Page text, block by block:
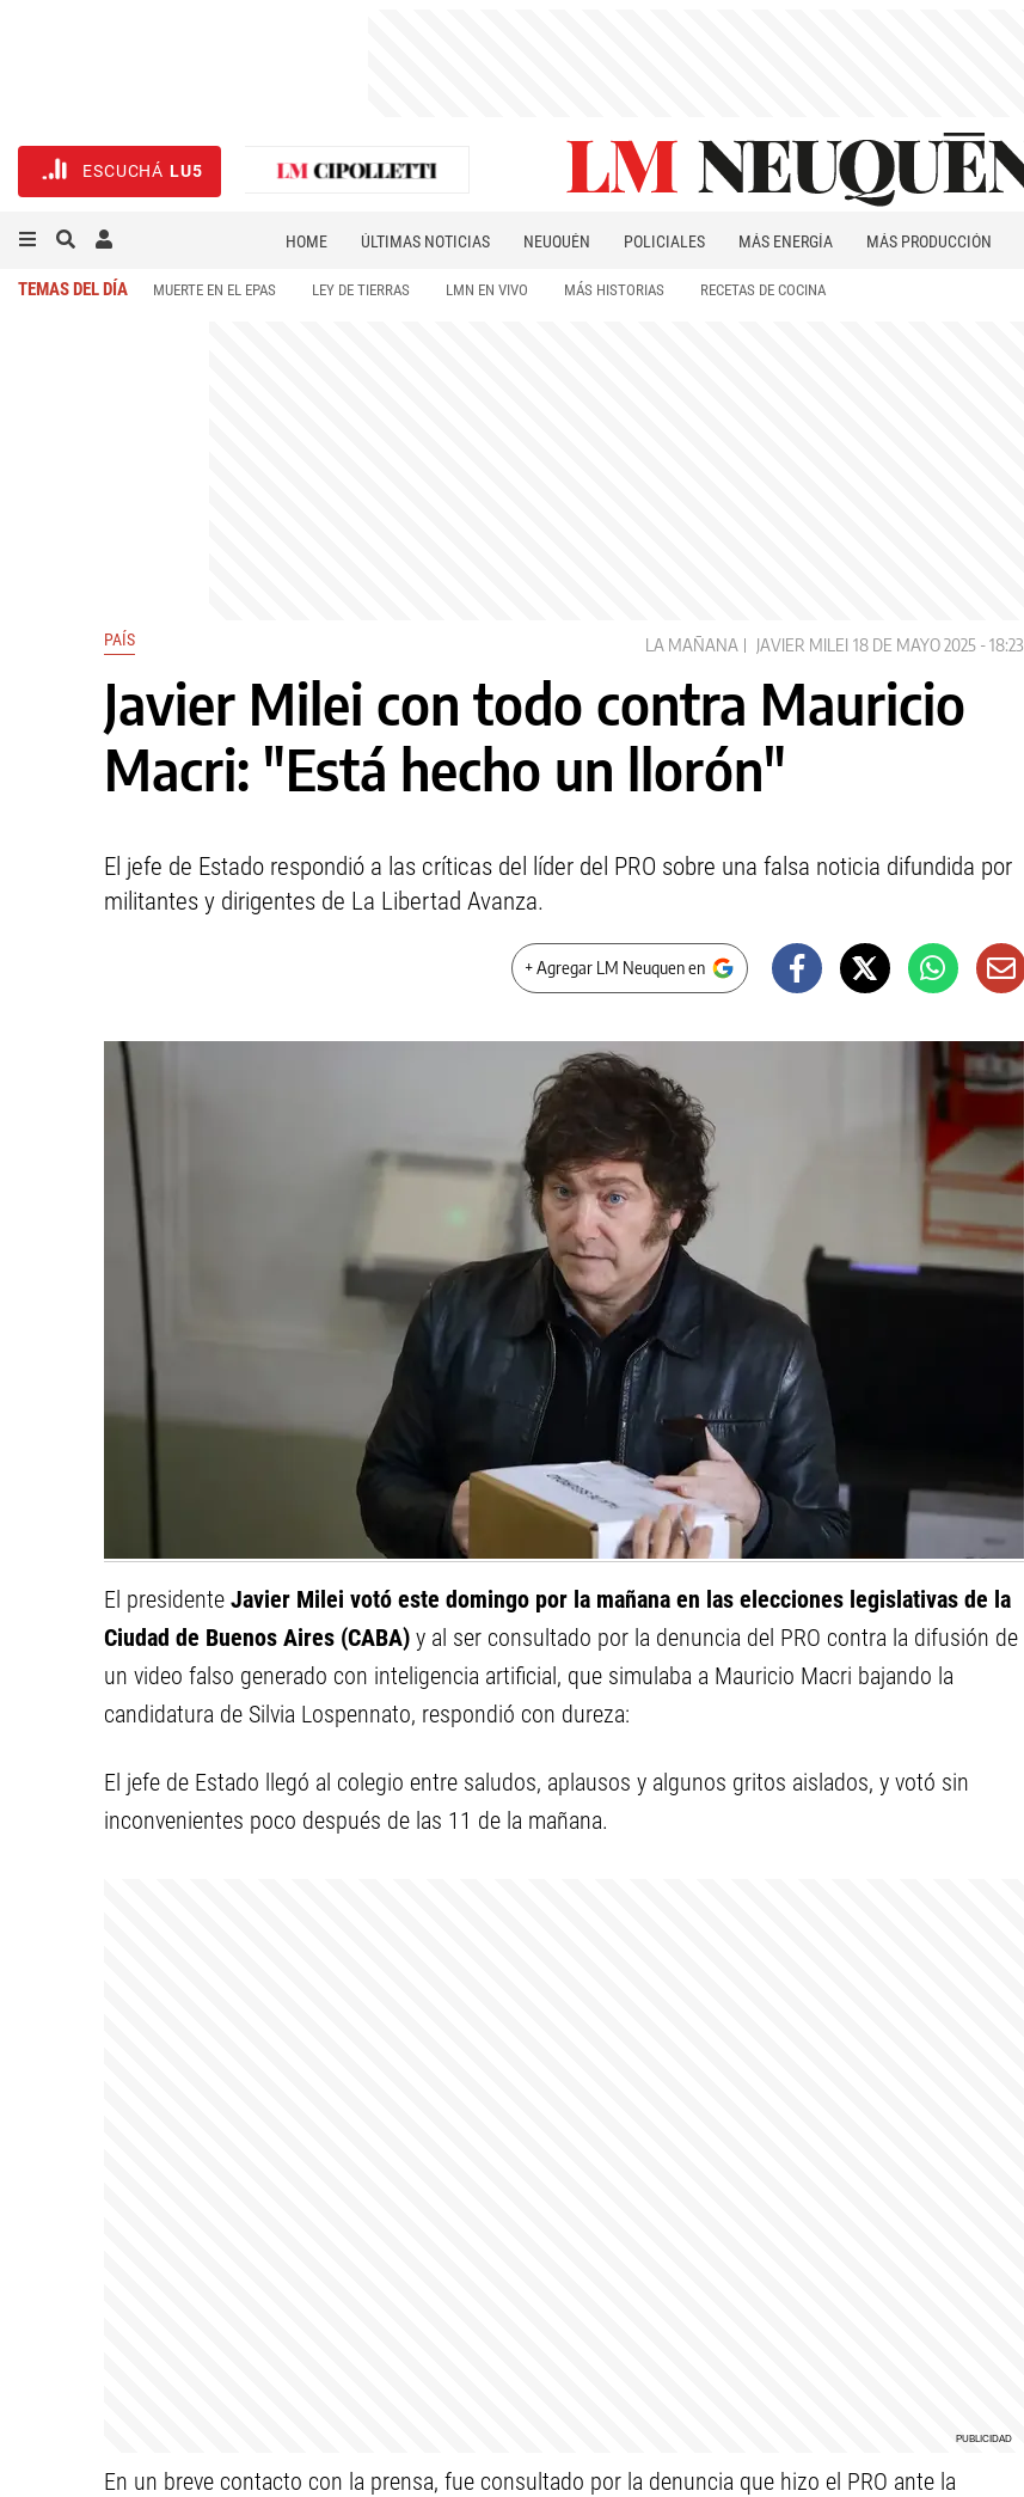
ESCUCHÁ LU5
HOME ÚLTIMAS NOTICIAS NEUQUÉN POLICIALES MÁS ENERGÍA MÁS PRODUCCIÓN
TEMAS DEL DÍA MUERTE EN EL EPAS LEY DE TIERRAS LMN EN VIVO MÁS HISTORIAS RECETAS DE COCINA
PAÍS LA MAÑANA JAVIER MILEI 18 DE MAYO 2025 - 18:23
Javier Milei con todo contra Mauricio
Macri: "Está hecho un llorón"
El jefe de Estado respondió a las críticas del líder del PRO sobre una falsa noticia difundida por
militantes y dirigentes de La Libertad Avanza.
+ Agregar LM Neuquen en
El presidente Javier Milei votó este domingo por la mañana en las elecciones legislativas de la
Ciudad de Buenos Aires (CABA) y al ser consultado por la denuncia del PRO contra la difusión de
un video falso generado con inteligencia artificial, que simulaba a Mauricio Macri bajando la
candidatura de Silvia Lospennato, respondió con dureza:
El jefe de Estado llegó al colegio entre saludos, aplausos y algunos gritos aislados, y votó sin
inconvenientes poco después de las 11 de la mañana.
En un breve contacto con la prensa, fue consultado por la denuncia que hizo el PRO ante la